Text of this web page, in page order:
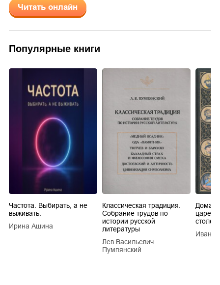
Читать онлайн
Популярные книги
Частота. Выбирать, а не
выживать.
Ирина Ашина
Классическая традиция.
Собрание трудов по
истории русской
литературы
Лев Васильевич
Пумпянский
царей
Иван